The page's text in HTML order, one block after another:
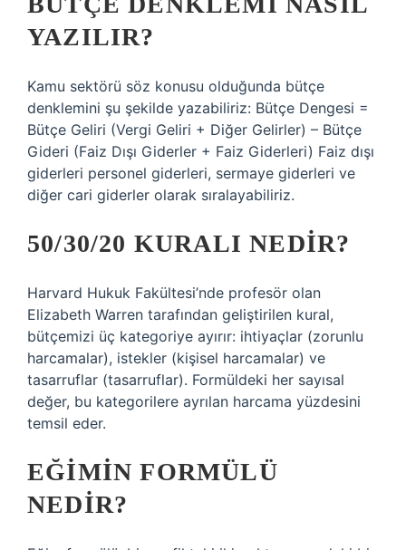
YAZILIR?
Kamu sektörü söz konusu olduğunda bütçe
denklemini şu şekilde yazabiliriz: Bütçe Dengesi =
Bütçe Geliri (Vergi Geliri + Diğer Gelirler) – Bütçe
Gideri (Faiz Dışı Giderler + Faiz Giderleri) Faiz dışı
giderleri personel giderleri, sermaye giderleri ve
diğer cari giderler olarak sıralayabiliriz.
50/30/20 KURALI NEDIR?
Harvard Hukuk Fakültesi’nde profesör olan
Elizabeth Warren tarafından geliştirilen kural,
bütçemizi üç kategoriye ayırır: ihtiyaçlar (zorunlu
harcamalar), istekler (kişisel harcamalar) ve
tasarruflar (tasarruflar). Formüldeki her sayısal
değer, bu kategorilere ayrılan harcama yüzdesini
temsil eder.
EĞIMIN FORMÜLÜ
NEDIR?